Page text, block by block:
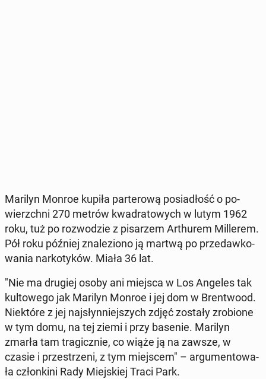
Marilyn Monroe kupiła par­te­ro­wą po­sia­dłość o po­
wierzch­ni 270 metrów kwa­dra­to­wych w lutym 1962
roku, tuż po roz­wo­dzie z pi­sa­rzem Ar­thu­rem Mil­le­rem.
Pół roku później zna­le­zio­no ją martwą po przedaw­ko­
wa­nia nar­ko­ty­ków. Miała 36 lat.
"Nie ma drugiej osoby ani miejsca w Los Angeles tak
kul­to­we­go jak Marilyn Monroe i jej dom w Bren­two­od.
Nie­któ­re z jej naj­słyn­niej­szych zdjęć zostały zro­bio­ne
w tym domu, na tej ziemi i przy basenie. Marilyn
zmarła tam tra­gicz­nie, co wiąże ją na zawsze, w
czasie i prze­strze­ni, z tym miej­scem" – ar­gu­men­to­wa­
ła człon­ki­ni Rady Miej­skiej Traci Park.